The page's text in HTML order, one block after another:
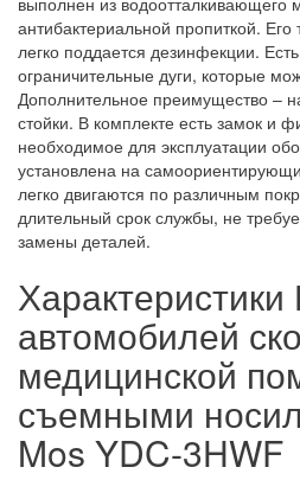
антибактериальной пропиткой.
легко поддается дезинфекции.
ограничительные дуги, которые
Дополнительное преимущество –
стойки. В комплекте есть замок и
необходимое для эксплуатации
установлена на
легко двигаются по различным
длительный срок службы, не
замены деталей.
автомобилей
медицинской
съемными
Mos YDC-3HWF